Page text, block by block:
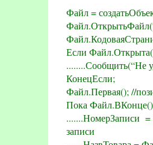
Файл =
Если
........Сообщить(“Не
КонецЕсли;
Файл.Первая(); //
Пока
.......НомерЗаписи
записи